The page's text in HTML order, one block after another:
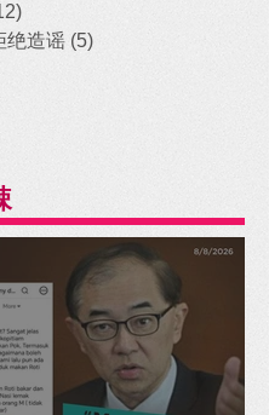
绝造谣 (5)